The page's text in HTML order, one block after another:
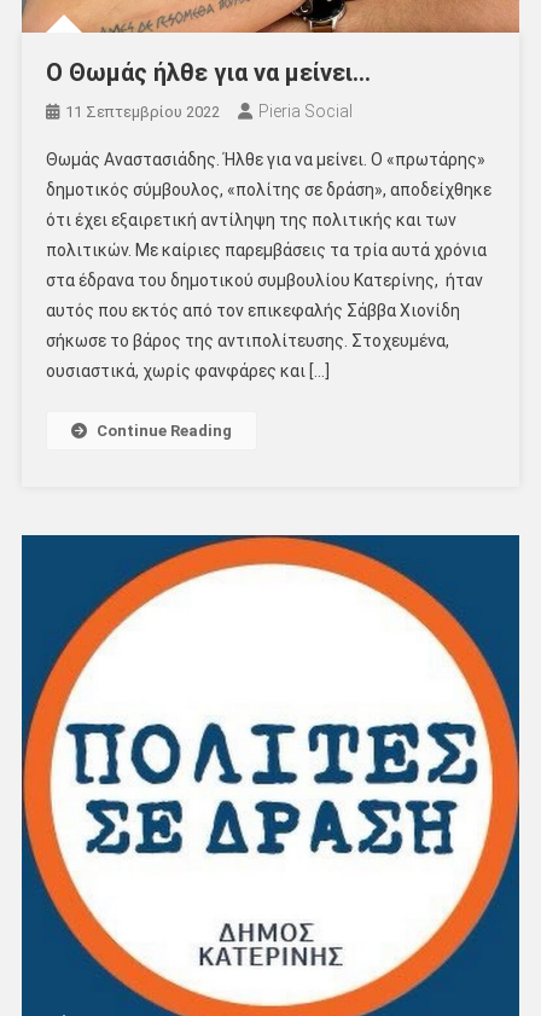
Ο Θωμάς ήλθε για να μείνει…
11 Σεπτεμβρίου 2022 Pieria Social
Θωμάς Αναστασιάδης. Ήλθε για να μείνει. Ο «πρωτάρης»
δημοτικός σύμβουλος, «πολίτης σε δράση», αποδείχθηκε
ότι έχει εξαιρετική αντίληψη της πολιτικής και των
πολιτικών. Με καίριες παρεμβάσεις τα τρία αυτά χρόνια
στα έδρανα του δημοτικού συμβουλίου Κατερίνης, ήταν
αυτός που εκτός από τον επικεφαλής Σάββα Χιονίδη
σήκωσε το βάρος της αντιπολίτευσης. Στοχευμένα,
ουσιαστικά, χωρίς φανφάρες και […]
Continue Reading